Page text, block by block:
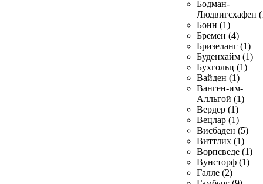
Бодман-
Людвигсхафен
Бонн (1)
Бремен (4)
Бризеланг (1)
Буденхайм (1)
Бухгольц (1)
Вайден (1)
Ванген-им-
Алльгой (1)
Вердер (1)
Вецлар (1)
Висбаден (5)
Виттлих (1)
Ворпсведе (1)
Вунсторф (1)
Галле (2)